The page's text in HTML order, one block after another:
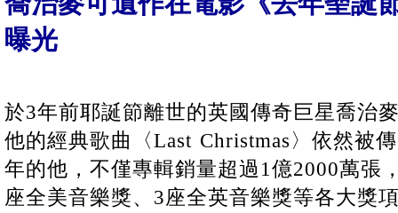
曝光
於3年前耶誕節離世的英國傳奇巨星喬治
他的經典歌曲〈Last Christmas〉依然被
年的他，不僅專輯銷量超過1億2000萬張
座全美音樂獎、3座全英音樂獎等各大獎